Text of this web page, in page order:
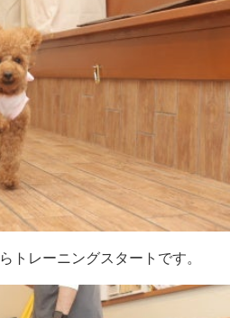
トレーニングスタートです。